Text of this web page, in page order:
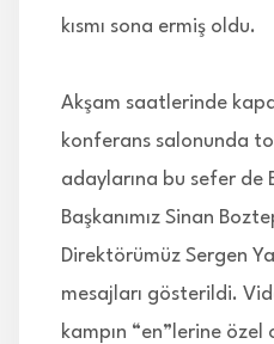
kısmı sona ermiş oldu.
Akşam saatlerinde
konferans salonunda
adaylarına bu sefer de
Başkanımız Sinan
Direktörümüz Sergen
mesajları gösterildi.
kampın “en”lerine özel